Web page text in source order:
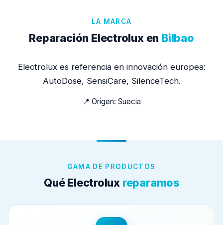
LA MARCA
Reparación Electrolux en Bilbao
Electrolux es referencia en innovación europea:
AutoDose, SensiCare, SilenceTech.
📍 Origen: Suecia
GAMA DE PRODUCTOS
Qué Electrolux reparamos